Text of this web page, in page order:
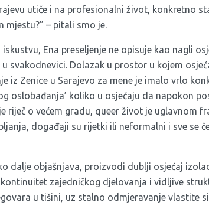
utiče i na profesionalni život, konkretno
mjestu?” – pitali smo je.
Ena preseljenje ne opisuje kao nagli
svakodnevici. Dolazak u prostor u kojem
iz Zenice u Sarajevo za mene je imalo vrlo
oslobađanja’ koliko u osjećaju da napokon
riječ o većem gradu, queer život je uglavnom
događaji su rijetki ili neformalni i sve se
dalje objašnjava, proizvodi dublji osjećaj
zajedničkog djelovanja i vidljive
u tišini, uz stalno odmjeravanje vlastite